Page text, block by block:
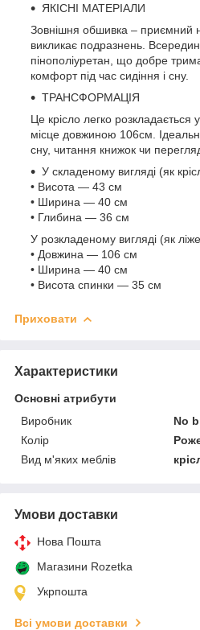
ЯКІСНІ МАТЕРІАЛИ
Зовнішня обшивка – приємний
викликає подразнень.
пінополіуретан, що добре
комфорт під час сидіння і сну.
ТРАНСФОРМАЦІЯ
Це крісло легко розкладається
місце довжиною 106см.
сну, читання книжок чи
У складеному вигляді (як
• Висота — 43 см
• Ширина — 40 см
• Глибина — 36 см
У розкладеному вигляді (як
• Довжина — 106 см
• Ширина — 40 см
• Висота спинки — 35 см
Приховати
Характеристики
Основні атрибути
Виробник
No
Колір
Вид м'яких меблів
Умови доставки
Нова Пошта
Магазини Rozetka
Укрпошта
Всі умови доставки